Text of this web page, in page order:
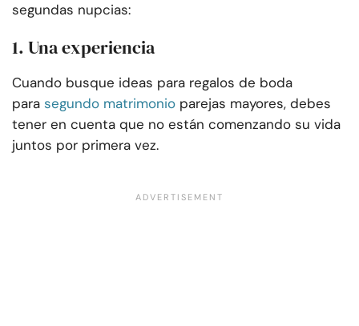
segundas nupcias:
1. Una experiencia
Cuando busque ideas para regalos de boda
para segundo matrimonio parejas mayores, debes
tener en cuenta que no están comenzando su vida
juntos por primera vez.